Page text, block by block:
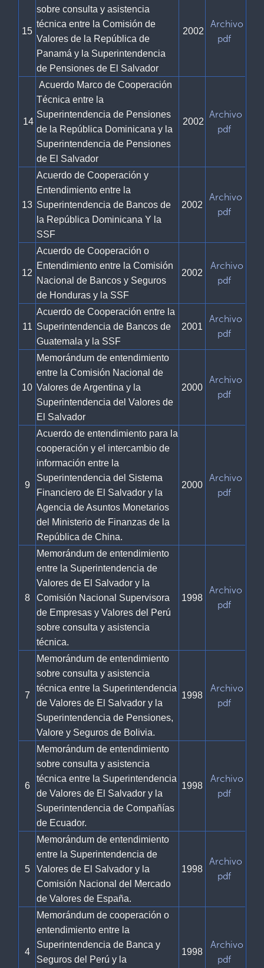
15
sobre consulta y asistencia
técnica entre la Comisión de
Valores de la República de
Panamá y la Superintendencia
de Pensiones de El Salvador
2002
Archivo
pdf
14
Acuerdo Marco de Cooperación
Técnica entre la
Superintendencia de Pensiones
de la República Dominicana y la
Superintendencia de Pensiones
de El Salvador
2002
Archivo
pdf
13
Acuerdo de Cooperación y
Entendimiento entre la
Superintendencia de Bancos de
la República Dominicana Y la
SSF
2002
Archivo
pdf
12
Acuerdo de Cooperación o
Entendimiento entre la Comisión
Nacional de Bancos y Seguros
de Honduras y la SSF
2002
Archivo
pdf
11
Acuerdo de Cooperación entre la
Superintendencia de Bancos de
Guatemala y la SSF
2001
Archivo
pdf
10
Memorándum de entendimiento
entre la Comisión Nacional de
Valores de Argentina y la
Superintendencia del Valores de
El Salvador
2000
Archivo
pdf
9
Acuerdo de entendimiento para la
cooperación y el intercambio de
información entre la
Superintendencia del Sistema
Financiero de El Salvador y la
Agencia de Asuntos Monetarios
del Ministerio de Finanzas de la
República de China.
2000
Archivo
pdf
8
Memorándum de entendimiento
entre la Superintendencia de
Valores de El Salvador y la
Comisión Nacional Supervisora
de Empresas y Valores del Perú
sobre consulta y asistencia
técnica.
1998
Archivo
pdf
7
Memorándum de entendimiento
sobre consulta y asistencia
técnica entre la Superintendencia
de Valores de El Salvador y la
Superintendencia de Pensiones,
Valore y Seguros de Bolivia.
1998
Archivo
pdf
6
Memorándum de entendimiento
sobre consulta y asistencia
técnica entre la Superintendencia
de Valores de El Salvador y la
Superintendencia de Compañías
de Ecuador.
1998
Archivo
pdf
5
Memorándum de entendimiento
entre la Superintendencia de
Valores de El Salvador y la
Comisión Nacional del Mercado
de Valores de España.
1998
Archivo
pdf
4
Memorándum de cooperación o
entendimiento entre la
Superintendencia de Banca y
Seguros del Perú y la
1998
Archivo
pdf